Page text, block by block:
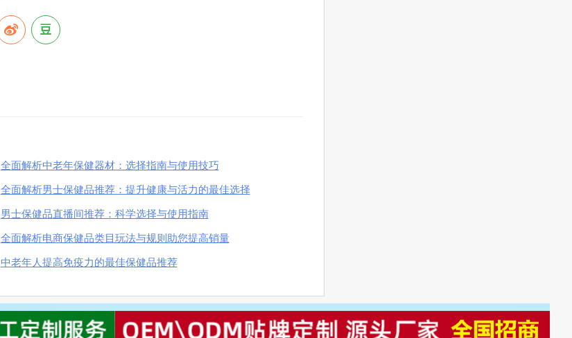
全面解析中老年保健器材：选择指南与使用技巧
全面解析男士保健品推荐：提升健康与活力的最佳选择
男士保健品直播间推荐：科学选择与使用指南
全面解析电商保健品类目玩法与规则助您提高销量
中老年人提高免疫力的最佳保健品推荐